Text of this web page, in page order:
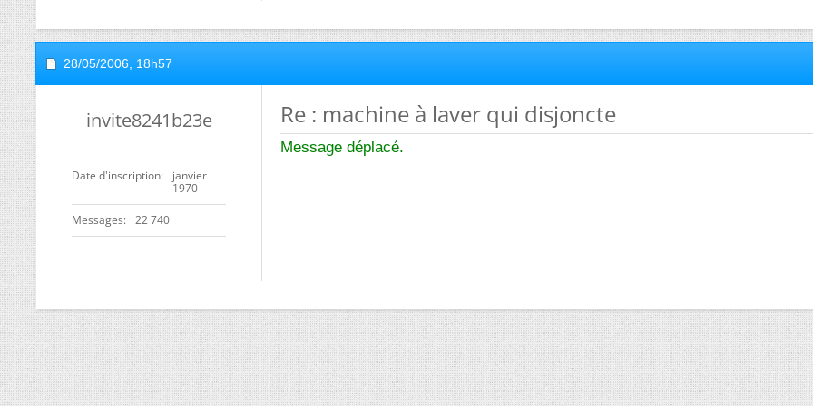
28/05/2006, 18h57
invite8241b23e
Date d'inscription
janvier
1970
Messages 22 740
Re : machine à laver qui disjoncte
Message déplacé.